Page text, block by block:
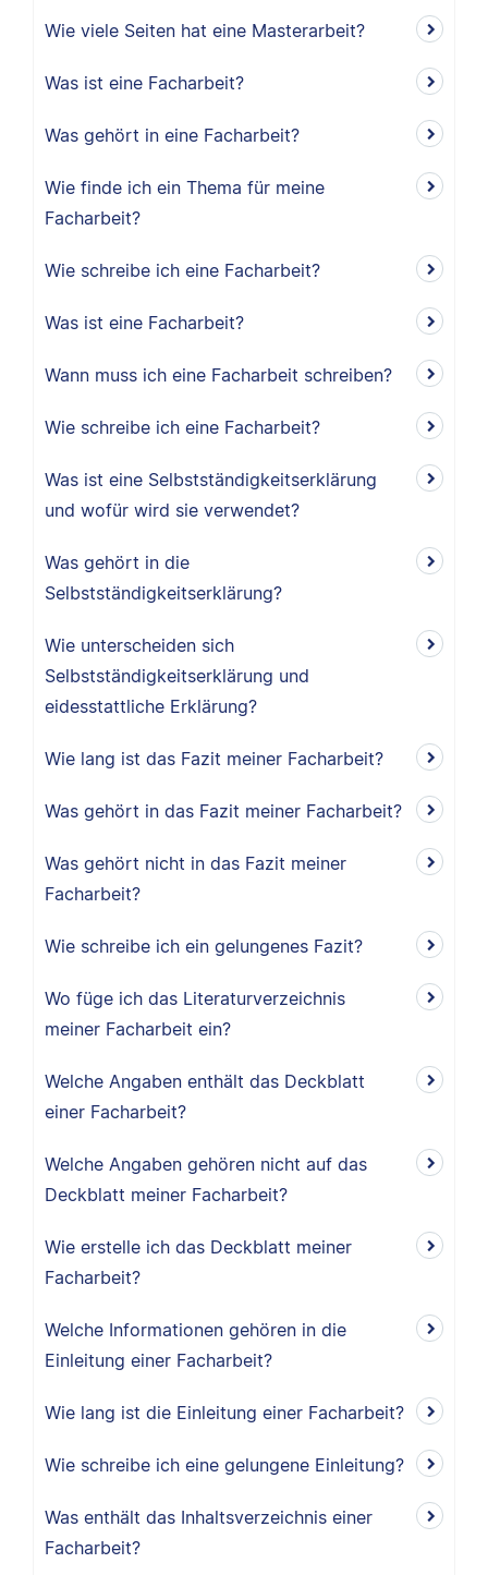
Wie viele Seiten hat eine Masterarbeit?
Was ist eine Facharbeit?
Was gehört in eine Facharbeit?
Wie finde ich ein Thema für meine
Facharbeit?
Wie schreibe ich eine Facharbeit?
Was ist eine Facharbeit?
Wann muss ich eine Facharbeit schreiben?
Wie schreibe ich eine Facharbeit?
Was ist eine Selbstständigkeitserklärung
und wofür wird sie verwendet?
Was gehört in die
Selbstständigkeitserklärung?
Wie unterscheiden sich
Selbstständigkeitserklärung und
eidesstattliche Erklärung?
Wie lang ist das Fazit meiner Facharbeit?
Was gehört in das Fazit meiner Facharbeit?
Was gehört nicht in das Fazit meiner
Facharbeit?
Wie schreibe ich ein gelungenes Fazit?
Wo füge ich das Literaturverzeichnis
meiner Facharbeit ein?
Welche Angaben enthält das Deckblatt
einer Facharbeit?
Welche Angaben gehören nicht auf das
Deckblatt meiner Facharbeit?
Wie erstelle ich das Deckblatt meiner
Facharbeit?
Welche Informationen gehören in die
Einleitung einer Facharbeit?
Wie lang ist die Einleitung einer Facharbeit?
Wie schreibe ich eine gelungene Einleitung?
Was enthält das Inhaltsverzeichnis einer
Facharbeit?